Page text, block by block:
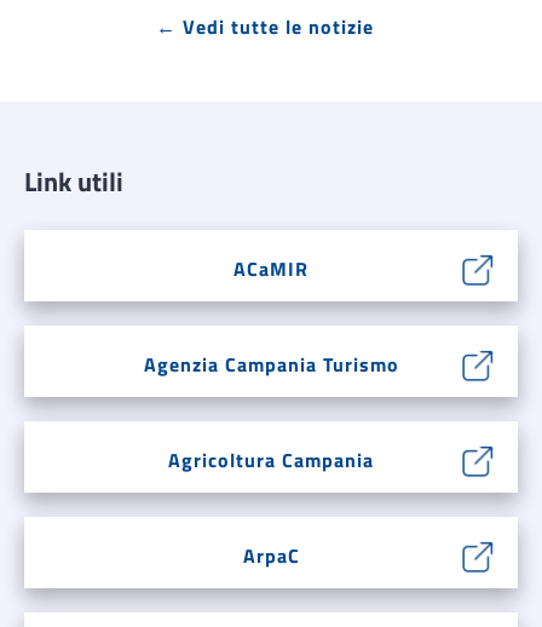
← Vedi tutte le notizie
Link utili
ACaMIR
Agenzia Campania Turismo
Agricoltura Campania
ArpaC